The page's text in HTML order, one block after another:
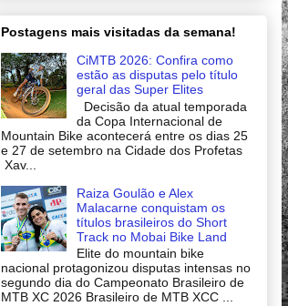
Postagens mais visitadas da semana!
CiMTB 2026: Confira como
estão as disputas pelo título
geral das Super Elites
Decisão da atual temporada
da Copa Internacional de
Mountain Bike acontecerá entre os dias 25
e 27 de setembro na Cidade dos Profetas
Xav...
Raiza Goulão e Alex
Malacarne conquistam os
títulos brasileiros do Short
Track no Mobai Bike Land
Elite do mountain bike
nacional protagonizou disputas intensas no
segundo dia do Campeonato Brasileiro de
MTB XC 2026 Brasileiro de MTB XCC ...